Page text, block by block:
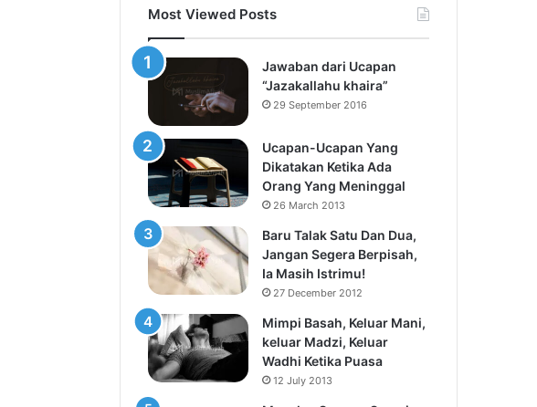
Most Viewed Posts
Jawaban dari Ucapan
“Jazakallahu khaira”
29 September 2016
Ucapan-Ucapan Yang
Dikatakan Ketika Ada
Orang Yang Meninggal
26 March 2013
Baru Talak Satu Dan Dua,
Jangan Segera Berpisah,
Ia Masih Istrimu!
27 December 2012
Mimpi Basah, Keluar Mani,
keluar Madzi, Keluar
Wadhi Ketika Puasa
12 July 2013